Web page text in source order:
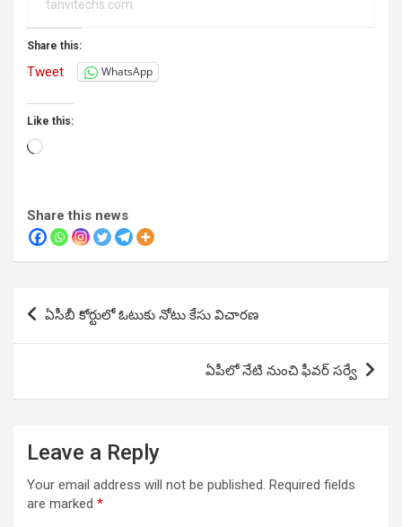
tanvitechs.com
Share this:
Tweet WhatsApp
Like this:
Loading…
Share this news
Post
navigation
ఏసీబీ కోర్టులో ఓటుకు నోటు కేసు విచారణ
ఏపీలో నేటి నుంచి ఫీవర్ సర్వే
Leave a Reply
Your email address will not be published. Required fields
are marked *